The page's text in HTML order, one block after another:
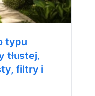
typu
tłustej,
filtry i